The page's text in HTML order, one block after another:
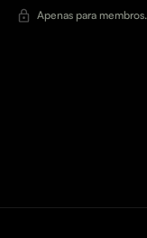
Apenas para membros.